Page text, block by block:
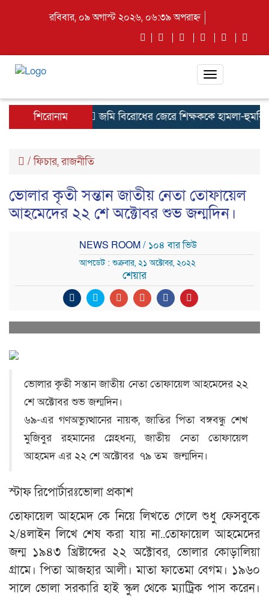
রবিবার, ০৯ অগাস্ট ২০২৬, ০৬:৩৯ অপরাহ্ন
Toggle
শিরোনাম
জমি বিরোধের জেরে শিক্ষককে হামলা-হুমকির
/ফিচার,রাজনীতি
ভোলার কৃতী সন্তান জাতীয় নেতা তোফায়েল
আহমেদের ২২ শে অক্টোবর শুভ জন্মদিন।
NEWS ROOM/ ১০৪ বার ভিউ
আপডেট : শুক্রবার, ২১ অক্টোবর, ২০২২
শেয়ার
ভোলার কৃতী সন্তান জাতীয় নেতা তোফায়েল আহমেদের ২২
শে অক্টোবর শুভ জন্মদিন।
৬৯-এর গণঅভ্যুত্থানের নায়ক, জাতির পিতা বঙ্গবন্ধু শেখ
মুজিবুর রহমানের স্নেহধন্য, জাতীয় নেতা তোফায়েল
আহমেদ এর ২২ শে অক্টোবর ৭৯ তম জন্মদিন।
স্টাফ রিপোর্টারঃভোলা প্রকাশ
তোফায়েল আহমেদ কে নিয়ে লিখতে গেলে শুধু ফেসবুকে
২/৪লাইন লিখে শেষ করা যায় না..তোফায়েল আহমেদের
জন্ম ১৯৪৩ খ্রিষ্টাব্দের ২২ অক্টোবর, ভোলার কোড়ালিয়া
গ্রামে। পিতা আজহার আলী। মাতা ফাতেমা বেগম। ১৯৬০
সালে ভোলা সরকারি হাই স্কুল থেকে ম্যাট্রিক পাস করেন।